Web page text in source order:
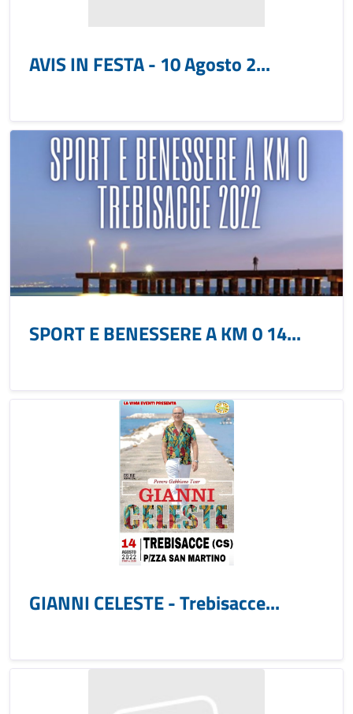
AVIS IN FESTA - 10 Agosto 2...
SPORT E BENESSERE A KM 0 14...
GIANNI CELESTE - Trebisacce...